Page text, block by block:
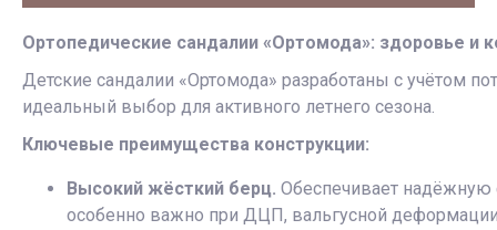
Ортопедические сандалии «Ортомода»: здоровье и
Детские сандалии «Ортомода» разработаны с учётом
идеальный выбор для активного летнего сезона.
Ключевые преимущества конструкции:
Высокий жёсткий берц. Обеспечивает надёжную
особенно важно при ДЦП, вальгусной деформации